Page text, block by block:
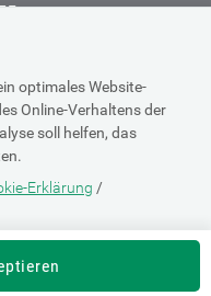
optimales Website-
Online-Verhaltens der
soll helfen, das
Erklärung /
Seite "Cookie-Erklärung"
Info & Sicherheit
zur Suche
Unterstützung